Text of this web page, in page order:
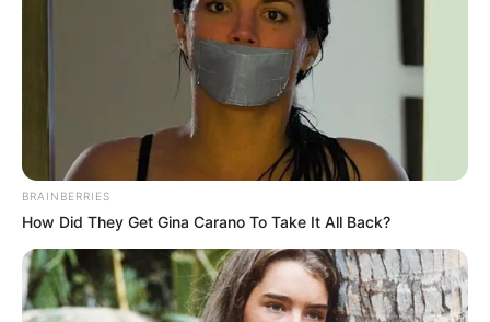
BRAINBERRIES
How Did They Get Gina Carano To Take It All Back?